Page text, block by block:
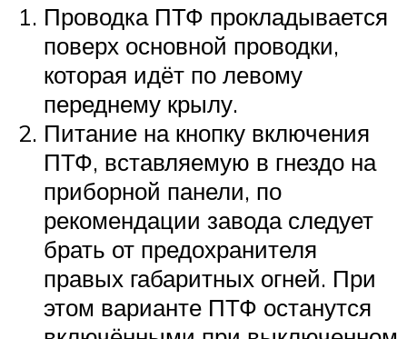
Проводка ПТФ прокладывается
поверх основной проводки,
которая идёт по левому
переднему крылу.
Питание на кнопку включения
ПТФ, вставляемую в гнездо на
приборной панели, по
рекомендации завода следует
брать от предохранителя
правых габаритных огней. При
этом варианте ПТФ останутся